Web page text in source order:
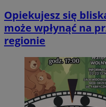
Opiekujesz się
może wpłynąć na
regionie